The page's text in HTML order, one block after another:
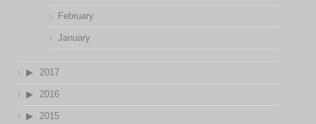
February
January
2017
2016
2015